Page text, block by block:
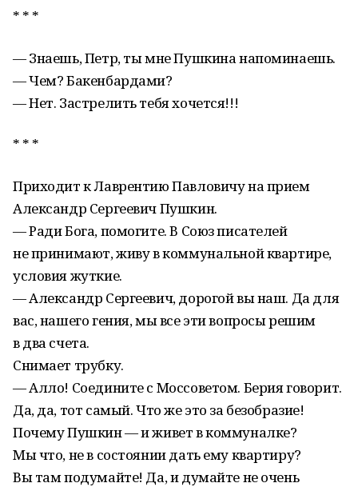
* * *
— Знаешь, Петр, ты мне Пушкина напоминаешь.
— Чем? Бакенбардами?
— Нет. Застрелить тебя хочется!!!
* * *
Приходит к Лаврентию Павловичу на прием
Александр Сергеевич Пушкин.
— Ради Бога, помогите. В Союз писателей
не принимают, живу в коммунальной квартире,
условия жуткие.
— Александр Сергеевич, дорогой вы наш. Да для
вас, нашего гения, мы все эти вопросы решим
в два счета.
Снимает трубку.
— Алло! Соедините с Моссоветом. Берия говорит.
Да, да, тот самый. Что же это за безобразие!
Почему Пушкин — и живет в коммуналке?
Мы что, не в состоянии дать ему квартиру?
Вы там подумайте! Да, и думайте не очень